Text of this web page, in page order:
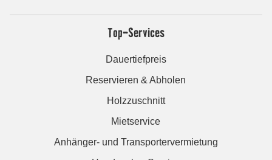
Top-Services
Dauertiefpreis
Reservieren & Abholen
Holzzuschnitt
Mietservice
Anhänger- und Transportervermietung